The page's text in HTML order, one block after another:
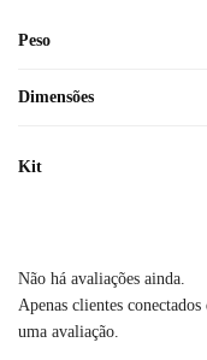
Peso
Dimensões
Kit
Não há avaliações ainda.
Apenas clientes
uma avaliação.